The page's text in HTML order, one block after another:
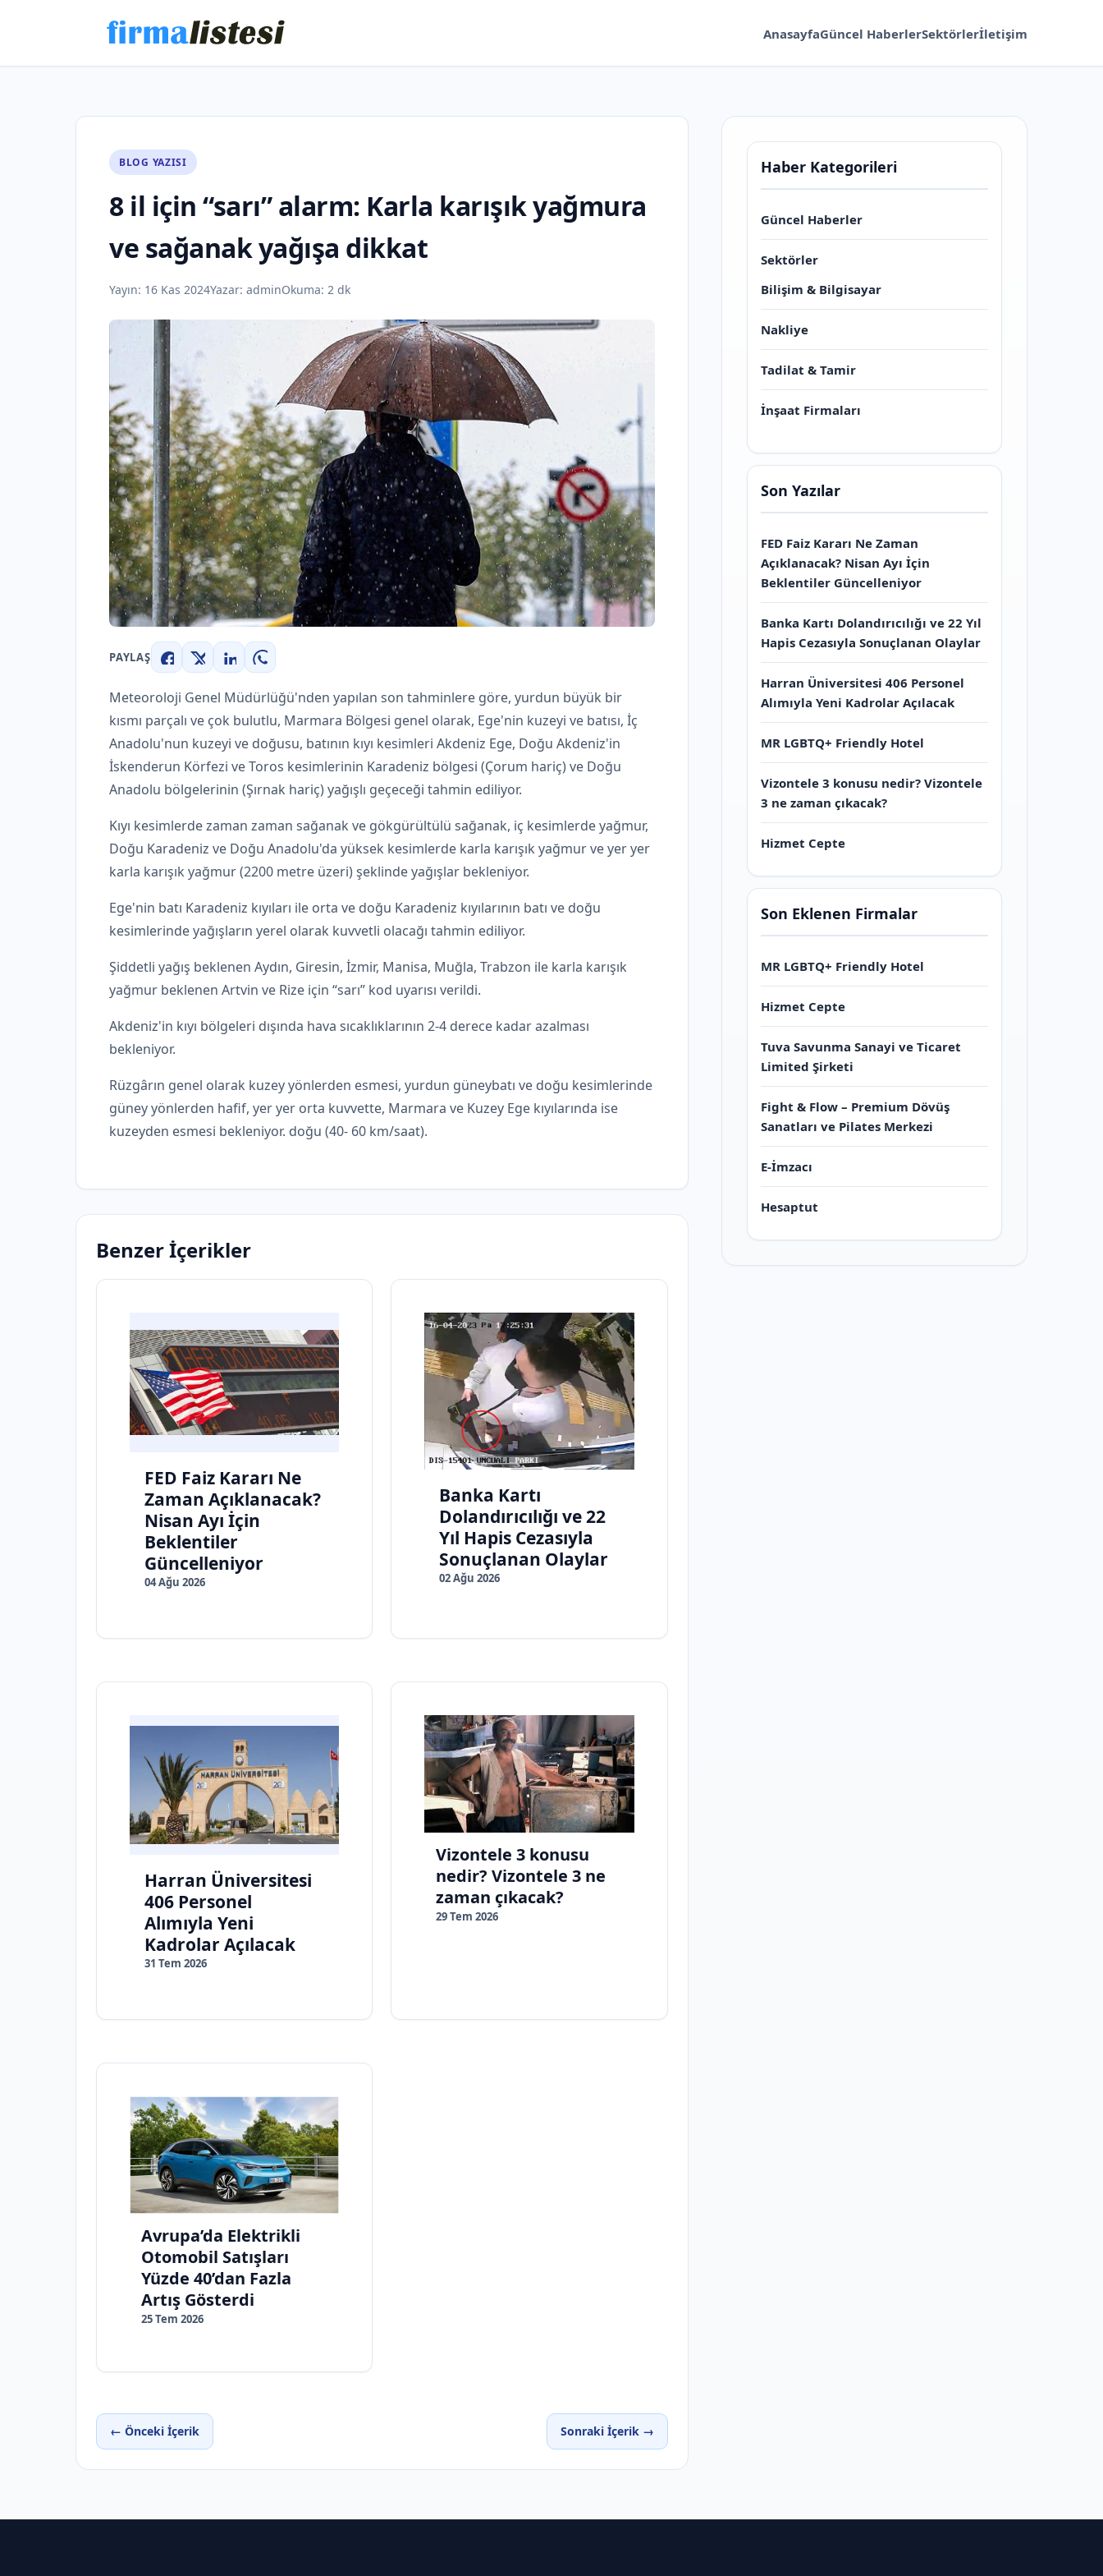
AnasayfaGüncel HaberlerSektörlerİletişim
BLOG YAZISI
8 il için “sarı” alarm: Karla karışık yağmura
ve sağanak yağışa dikkat
Yayın: 16 Kas 2024Yazar: adminOkuma: 2 dk
PAYLAŞ
Facebook
X LinkedInWhatsApp
Meteoroloji Genel Müdürlüğü'nden yapılan son tahminlere göre, yurdun büyük bir
kısmı parçalı ve çok bulutlu, Marmara Bölgesi genel olarak, Ege'nin kuzeyi ve batısı, İç
Anadolu'nun kuzeyi ve doğusu, batının kıyı kesimleri Akdeniz Ege, Doğu Akdeniz'in
İskenderun Körfezi ve Toros kesimlerinin Karadeniz bölgesi (Çorum hariç) ve Doğu
Anadolu bölgelerinin (Şırnak hariç) yağışlı geçeceği tahmin ediliyor.
Kıyı kesimlerde zaman zaman sağanak ve gökgürültülü sağanak, iç kesimlerde yağmur,
Doğu Karadeniz ve Doğu Anadolu'da yüksek kesimlerde karla karışık yağmur ve yer yer
karla karışık yağmur (2200 metre üzeri) şeklinde yağışlar bekleniyor.
Ege'nin batı Karadeniz kıyıları ile orta ve doğu Karadeniz kıyılarının batı ve doğu
kesimlerinde yağışların yerel olarak kuvvetli olacağı tahmin ediliyor.
Şiddetli yağış beklenen Aydın, Giresin, İzmir, Manisa, Muğla, Trabzon ile karla karışık
yağmur beklenen Artvin ve Rize için “sarı” kod uyarısı verildi.
Akdeniz'in kıyı bölgeleri dışında hava sıcaklıklarının 2-4 derece kadar azalması
bekleniyor.
Rüzgârın genel olarak kuzey yönlerden esmesi, yurdun güneybatı ve doğu kesimlerinde
güney yönlerden hafif, yer yer orta kuvvette, Marmara ve Kuzey Ege kıyılarında ise
kuzeyden esmesi bekleniyor. doğu (40- 60 km/saat).
Benzer İçerikler
FED Faiz Kararı Ne
Zaman Açıklanacak?
Nisan Ayı İçin
Beklentiler
Güncelleniyor
04 Ağu 2026
Banka Kartı
Dolandırıcılığı ve 22
Yıl Hapis Cezasıyla
Sonuçlanan Olaylar
02 Ağu 2026
Harran Üniversitesi
406 Personel
Alımıyla Yeni
Kadrolar Açılacak
31 Tem 2026
Vizontele 3 konusu
nedir? Vizontele 3 ne
zaman çıkacak?
29 Tem 2026
Avrupa’da Elektrikli
Otomobil Satışları
Yüzde 40’dan Fazla
Artış Gösterdi
25 Tem 2026
← Önceki İçerik Sonraki İçerik →
Haber Kategorileri
Güncel Haberler
Sektörler
Bilişim & Bilgisayar
Nakliye
Tadilat & Tamir
İnşaat Firmaları
Son Yazılar
FED Faiz Kararı Ne Zaman
Açıklanacak? Nisan Ayı İçin
Beklentiler Güncelleniyor
Banka Kartı Dolandırıcılığı ve 22 Yıl
Hapis Cezasıyla Sonuçlanan Olaylar
Harran Üniversitesi 406 Personel
Alımıyla Yeni Kadrolar Açılacak
MR LGBTQ+ Friendly Hotel
Vizontele 3 konusu nedir? Vizontele
3 ne zaman çıkacak?
Hizmet Cepte
Son Eklenen Firmalar
MR LGBTQ+ Friendly Hotel
Hizmet Cepte
Tuva Savunma Sanayi ve Ticaret
Limited Şirketi
Fight & Flow – Premium Dövüş
Sanatları ve Pilates Merkezi
E-İmzacı
Hesaptut